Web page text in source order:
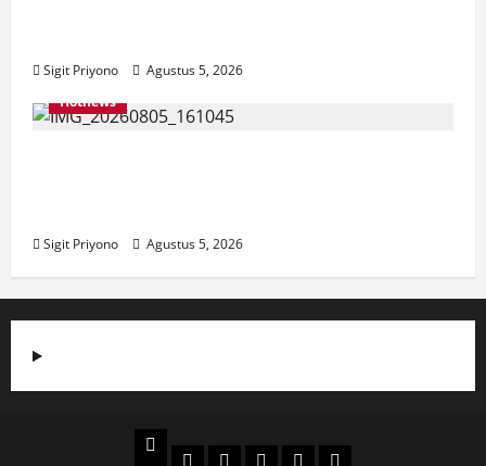
Sigit Priyono
Agustus 5, 2026
Hotnews
Sigit Priyono Agustus 5, 2026
Beranda
PolitikOtomotifEkonomiSosialtentang